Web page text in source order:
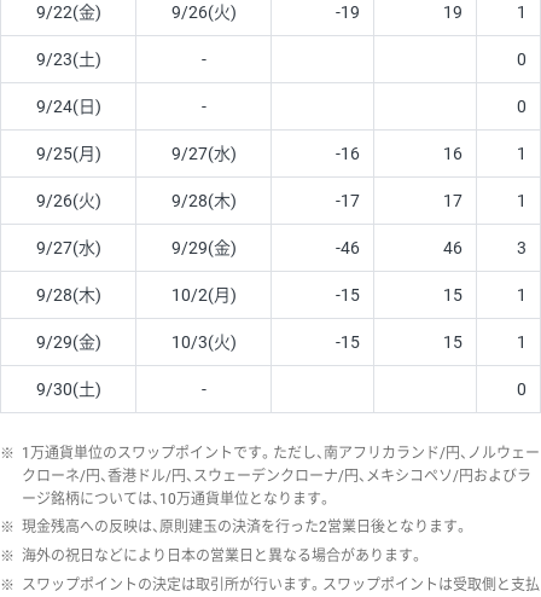
9/22(金) 9/26(火) -19 19 1
9/23(土) - 0
9/24(日) - 0
9/25(月) 9/27(水) -16 16 1
9/26(火) 9/28(木) -17 17 1
9/27(水) 9/29(金) -46 46 3
9/28(木) 10/2(月) -15 15 1
9/29(金) 10/3(火) -15 15 1
9/30(土) - 0
※ 1万通貨単位のスワップポイントです。ただし、南アフリカランド/円、ノルウェー
クローネ/円、香港ドル/円、スウェーデンクローナ/円、メキシコペソ/円およびラ
ージ銘柄については、10万通貨単位となります。
※ 現金残高への反映は、原則建玉の決済を行った2営業日後となります。
※ 海外の祝日などにより日本の営業日と異なる場合があります。
※ スワップポイントの決定は取引所が行います。スワップポイントは受取側と支払